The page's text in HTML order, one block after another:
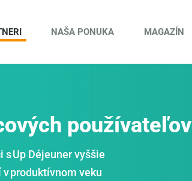
NAŠA PONUKA MAGAZÍN
používateľov
Up Déjeuner vyššie
produktívnom veku